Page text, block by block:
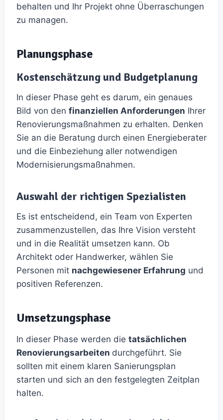
behalten und Ihr Projekt ohne Überraschungen
zu managen.
Planungsphase
Kostenschätzung und Budgetplanung
In dieser Phase geht es darum, ein genaues
Bild von den finanziellen Anforderungen Ihrer
Renovierungsmaßnahmen zu erhalten. Denken
Sie an die Beratung durch einen Energieberater
und die Einbeziehung aller notwendigen
Modernisierungsmaßnahmen.
Auswahl der richtigen Spezialisten
Es ist entscheidend, ein Team von Experten
zusammenzustellen, das Ihre Vision versteht
und in die Realität umsetzen kann. Ob
Architekt oder Handwerker, wählen Sie
Personen mit nachgewiesener Erfahrung und
positiven Referenzen.
Umsetzungsphase
In dieser Phase werden die tatsächlichen
Renovierungsarbeiten durchgeführt. Sie
sollten mit einem klaren Sanierungsplan
starten und sich an den festgelegten Zeitplan
halten.